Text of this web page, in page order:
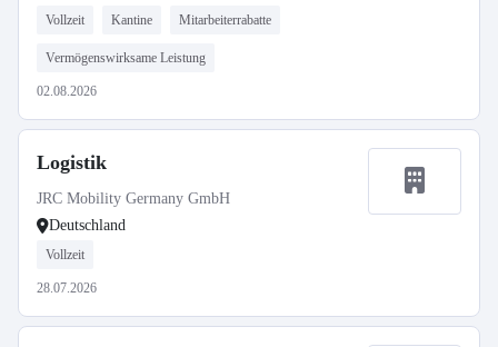
Vollzeit Kantine Mitarbeiterrabatte
Vermögenswirksame Leistung
02.08.2026
Logistik
JRC Mobility Germany GmbH
Deutschland
Vollzeit
28.07.2026